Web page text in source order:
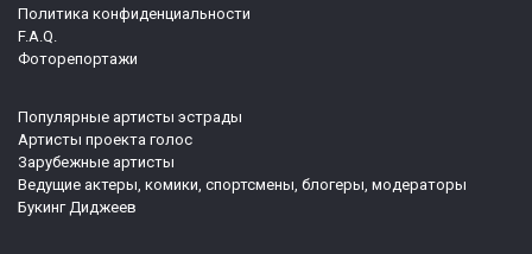
Политика конфиденциальности
F.A.Q.
Фоторепортажи
Популярные артисты эстрады
Артисты проекта голос
Зарубежные артисты
Ведущие актеры, комики, спортсмены, блогеры, модераторы
Букинг Диджеев